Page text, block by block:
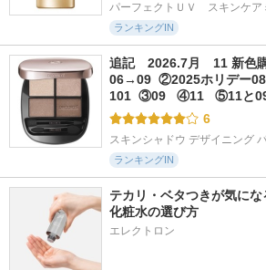
パーフェクトＵＶ　スキンケア
ランキングIN
追記　2026.7月　11 新色
06→09  ②2025ホリデー08
101  ③09   ④11   ⑤11と
6
スキンシャドウ デザイニング
ランキングIN
テカリ・ベタつきが気に
化粧水の選び方
エレクトロン